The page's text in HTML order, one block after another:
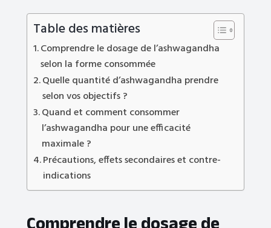
Table des matières
Comprendre le dosage de l’ashwagandha
selon la forme consommée
Quelle quantité d’ashwagandha prendre
selon vos objectifs ?
Quand et comment consommer
l’ashwagandha pour une efficacité
maximale ?
Précautions, effets secondaires et contre-
indications
Comprendre le dosage de